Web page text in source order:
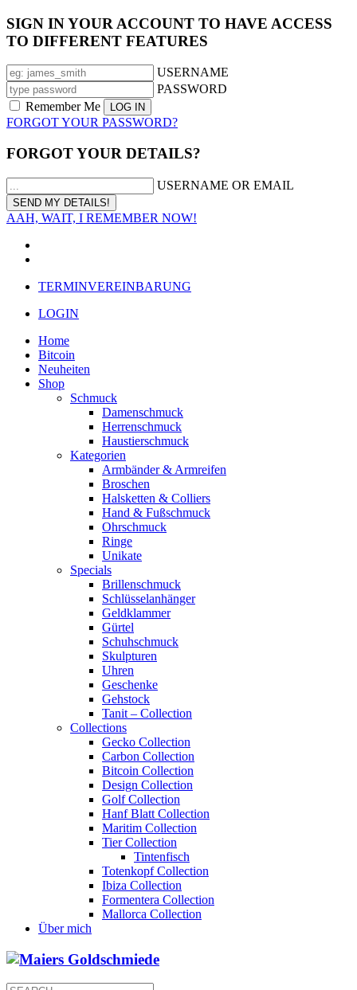
SIGN IN YOUR ACCOUNT TO HAVE ACCESS
TO DIFFERENT FEATURES
USERNAME
PASSWORD
Remember Me
FORGOT YOUR PASSWORD?
FORGOT YOUR DETAILS?
USERNAME OR EMAIL
AAH, WAIT, I REMEMBER NOW!
TERMINVEREINBARUNG
LOGIN
Home
Bitcoin
Neuheiten
Shop
Schmuck
Damenschmuck
Herrenschmuck
Haustierschmuck
Kategorien
Armbänder & Armreifen
Broschen
Halsketten & Colliers
Hand & Fußschmuck
Ohrschmuck
Ringe
Unikate
Specials
Brillenschmuck
Schlüsselanhänger
Geldklammer
Gürtel
Schuhschmuck
Skulpturen
Uhren
Geschenke
Gehstock
Tanit – Collection
Collections
Gecko Collection
Carbon Collection
Bitcoin Collection
Design Collection
Golf Collection
Hanf Blatt Collection
Maritim Collection
Tier Collection
Tintenfisch
Totenkopf Collection
Ibiza Collection
Formentera Collection
Mallorca Collection
Über mich